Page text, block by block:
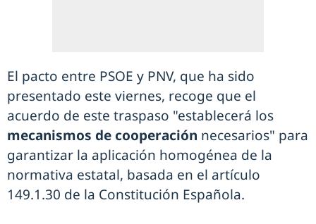
El pacto entre PSOE y PNV, que ha sido
presentado este viernes, recoge que el
acuerdo de este traspaso "establecerá los
mecanismos de cooperación necesarios" para
garantizar la aplicación homogénea de la
normativa estatal, basada en el artículo
149.1.30 de la Constitución Española.